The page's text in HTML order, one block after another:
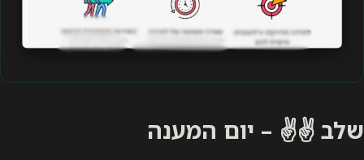
שלב ✌️✌️ – יום המענה